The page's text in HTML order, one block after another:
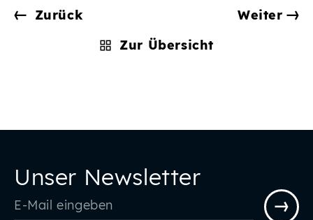
Zurück
Weiter
Zur Übersicht
Unser Newsletter